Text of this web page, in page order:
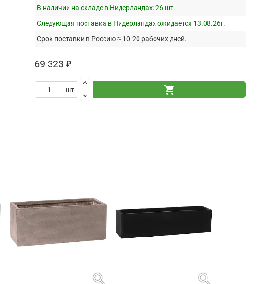
В наличии на складе в Нидерландах:26 шт.
Следующая поставка в Нидерландах ожидается 13.08.26г.
Срок поставки в Россию ≈ 10-20 рабочих дней.
69 323 ₽
шт
keyboard_arrow_up
keyboard_arrow_down
shopping_cart
search search